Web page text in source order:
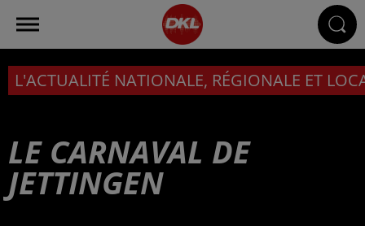
L'ACTUALITÉ NATIONALE, RÉGIONALE ET
LE CARNAVAL DE
JETTINGEN